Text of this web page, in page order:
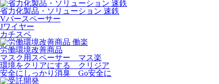
省力化製品・ソリューション 速鉄
Vバースペーサー
Jワイヤー
カチスペ
労働環境改善商品
マスク用スペーサー マス楽
環境をクリアにする クリジア
安全にしっかり消臭 Go安全に